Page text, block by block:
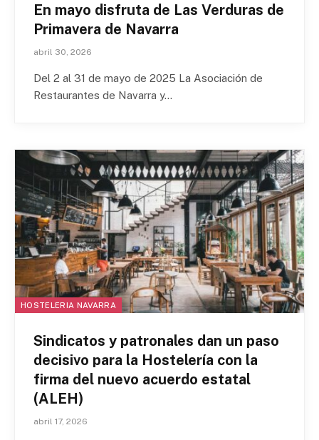
En mayo disfruta de Las Verduras de
Primavera de Navarra
abril 30, 2026
Del 2 al 31 de mayo de 2025 La Asociación de
Restaurantes de Navarra y…
HOSTELERIA NAVARRA
Sindicatos y patronales dan un paso
decisivo para la Hostelería con la
firma del nuevo acuerdo estatal
(ALEH)
abril 17, 2026